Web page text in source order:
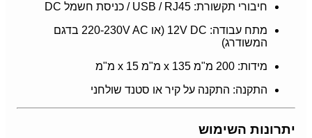
חיבורי תקשורת: USB / RJ45 / כניסת חשמל DC
מתח עבודה: 12V DC (או 220-230V AC בדגם
המשודרג)
מידות: 200 מ"מ x 135 מ"מ x 15 מ"מ
התקנה: התקנה על קיר או סטנד שולחני
יתרונות השימוש